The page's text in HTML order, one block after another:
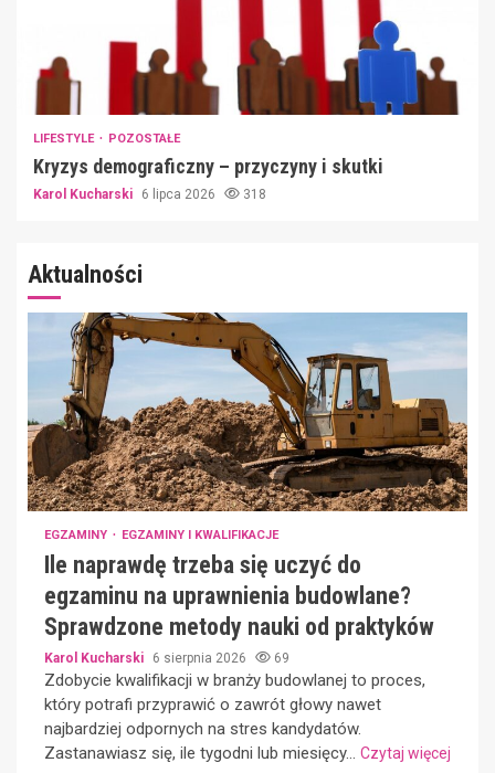
LIFESTYLE POZOSTAŁE
Kryzys demograficzny – przyczyny i skutki
Karol Kucharski 6 lipca 2026 318
Aktualności
EGZAMINY EGZAMINY I KWALIFIKACJE
Ile naprawdę trzeba się uczyć do
egzaminu na uprawnienia budowlane?
Sprawdzone metody nauki od praktyków
Karol Kucharski 6 sierpnia 2026 69
Zdobycie kwalifikacji w branży budowlanej to proces,
który potrafi przyprawić o zawrót głowy nawet
najbardziej odpornych na stres kandydatów.
Zastanawiasz się, ile tygodni lub miesięcy... Czytaj więcej